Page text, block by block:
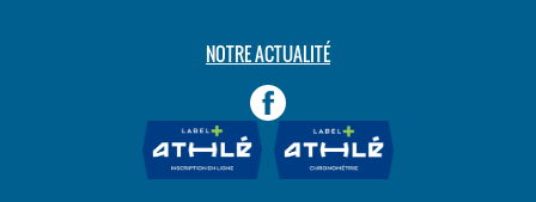
NOTRE ACTUALITÉ